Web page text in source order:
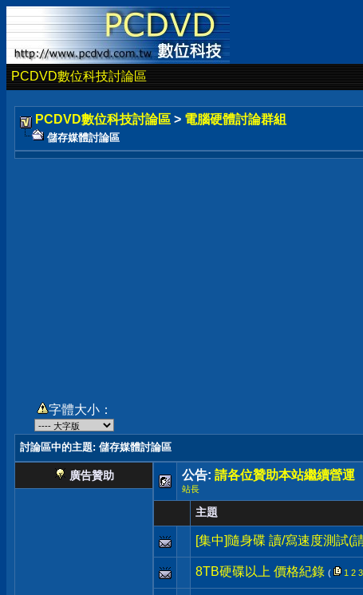
PCDVD數位科技討論區
PCDVD數位科技討論區 > 電腦硬體討論群組
儲存媒體討論區
字體大小：
討論區中的主題: 儲存媒體討論區
廣告贊助 公告: 請各位贊助本站繼續營運
站長
主題
[集中]隨身碟 讀/寫速度測試(
8TB硬碟以上 價格紀錄 ( 1 2 3